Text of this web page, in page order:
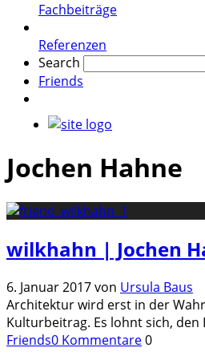
Fachbeiträge
Referenzen
Search
Friends
Jochen Hahne
wilkhahn | Jochen
6. Januar 2017von Ursula Baus
Architektur wird erst in der
Kulturbeitrag. Es lohnt sich, den
Friends0 Kommentare0